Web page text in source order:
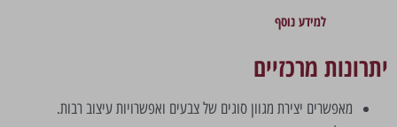
למידע נוסף
יתרונות מרכזיים
מאפשרים יצירת מגוון סוגים של צבעים ואפשרויות עיצוב רבות.